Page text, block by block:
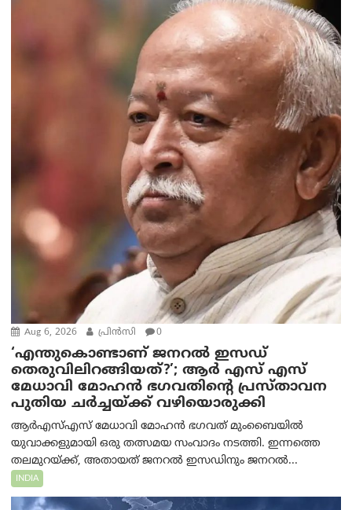
Aug 6, 2026 പ്രിന്‍സി 0
‘എന്തുകൊണ്ടാണ് ജനറൽ ഇസഡ്
തെരുവിലിറങ്ങിയത്?’; ആര്‍ എസ് എസ്
മേധാവി മോഹൻ ഭഗവതിന്റെ പ്രസ്താവന
പുതിയ ചര്‍ച്ചയ്ക്ക് വഴിയൊരുക്കി
ആർ‌എസ്‌എസ് മേധാവി മോഹൻ ഭഗവത് മുംബൈയിൽ
യുവാക്കളുമായി ഒരു തത്സമയ സംവാദം നടത്തി. ഇന്നത്തെ
തലമുറയ്ക്ക്, അതായത് ജനറൽ ഇസഡിനും ജനറൽ...
INDIA